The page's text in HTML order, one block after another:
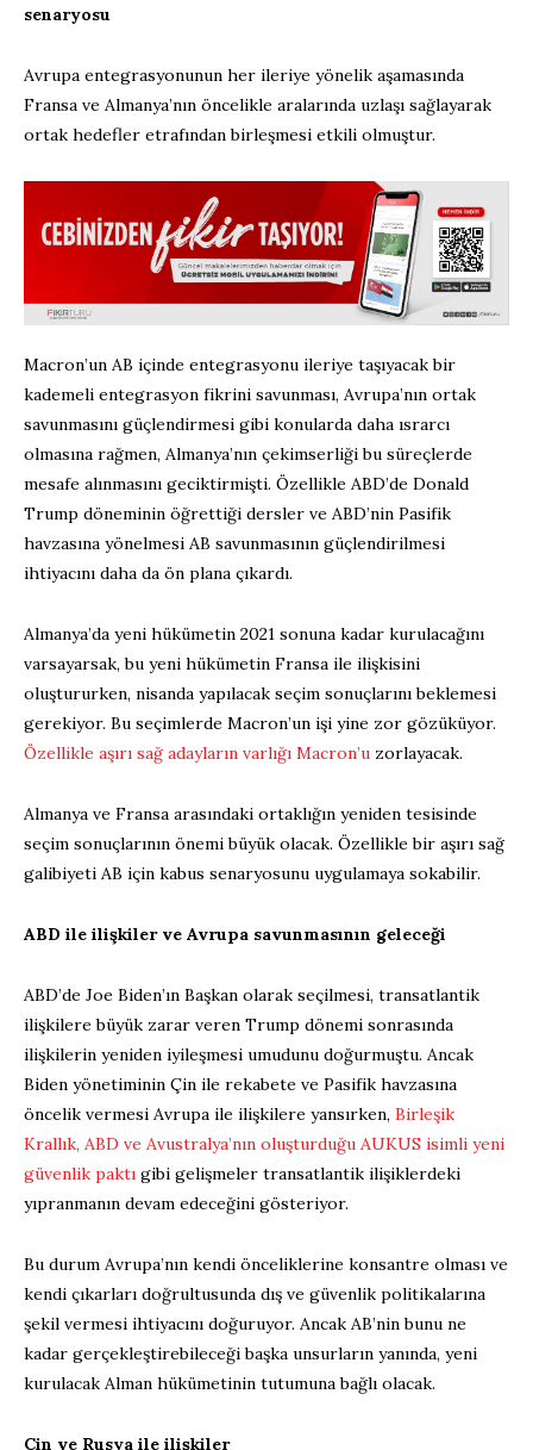
senaryosu
Avrupa entegrasyonunun her ileriye yönelik aşamasında
Fransa ve Almanya’nın öncelikle aralarında uzlaşı sağlayarak
ortak hedefler etrafından birleşmesi etkili olmuştur.
Macron’un AB içinde entegrasyonu ileriye taşıyacak bir
kademeli entegrasyon fikrini savunması, Avrupa’nın ortak
savunmasını güçlendirmesi gibi konularda daha ısrarcı
olmasına rağmen, Almanya’nın çekimserliği bu süreçlerde
mesafe alınmasını geciktirmişti. Özellikle ABD’de Donald
Trump döneminin öğrettiği dersler ve ABD’nin Pasifik
havzasına yönelmesi AB savunmasının güçlendirilmesi
ihtiyacını daha da ön plana çıkardı.
Almanya’da yeni hükümetin 2021 sonuna kadar kurulacağını
varsayarsak, bu yeni hükümetin Fransa ile ilişkisini
oluştururken, nisanda yapılacak seçim sonuçlarını beklemesi
gerekiyor. Bu seçimlerde Macron’un işi yine zor gözüküyor.
Özellikle aşırı sağ adayların varlığı Macron’u zorlayacak.
Almanya ve Fransa arasındaki ortaklığın yeniden tesisinde
seçim sonuçlarının önemi büyük olacak. Özellikle bir aşırı sağ
galibiyeti AB için kabus senaryosunu uygulamaya sokabilir.
ABD ile ilişkiler ve Avrupa savunmasının geleceği
ABD’de Joe Biden’ın Başkan olarak seçilmesi, transatlantik
ilişkilere büyük zarar veren Trump dönemi sonrasında
ilişkilerin yeniden iyileşmesi umudunu doğurmuştu. Ancak
Biden yönetiminin Çin ile rekabete ve Pasifik havzasına
öncelik vermesi Avrupa ile ilişkilere yansırken, Birleşik
Krallık, ABD ve Avustralya’nın oluşturduğu AUKUS isimli yeni
güvenlik paktı gibi gelişmeler transatlantik ilişiklerdeki
yıpranmanın devam edeceğini gösteriyor.
Bu durum Avrupa’nın kendi önceliklerine konsantre olması ve
kendi çıkarları doğrultusunda dış ve güvenlik politikalarına
şekil vermesi ihtiyacını doğuruyor. Ancak AB’nin bunu ne
kadar gerçekleştirebileceği başka unsurların yanında, yeni
kurulacak Alman hükümetinin tutumuna bağlı olacak.
Çin ve Rusya ile ilişkiler